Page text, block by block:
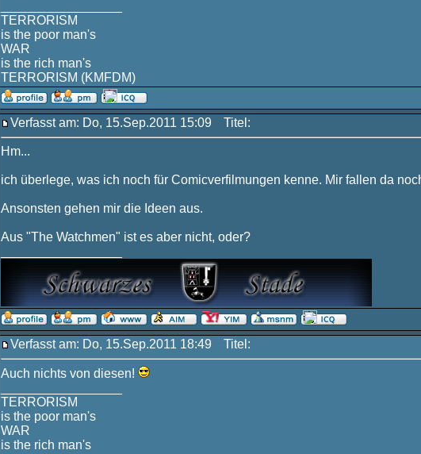
TERRORISM
is the poor man's
WAR
is the rich man's
TERRORISM (KMFDM)
Verfasst am: Do, 15.Sep.2011 15:09 Titel:
Hm...
ich überlege, was ich noch für Comicverfilmungen kenne. Mir fallen da
Ansonsten gehen mir die Ideen aus.
Aus "The Watchmen" ist es aber nicht, oder?
Verfasst am: Do, 15.Sep.2011 18:49 Titel:
Auch nichts von diesen!
TERRORISM
is the poor man's
WAR
is the rich man's